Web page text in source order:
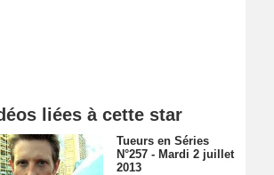
liées à cette star
Tueurs en Séries
N°257 - Mardi 2 juillet
2013